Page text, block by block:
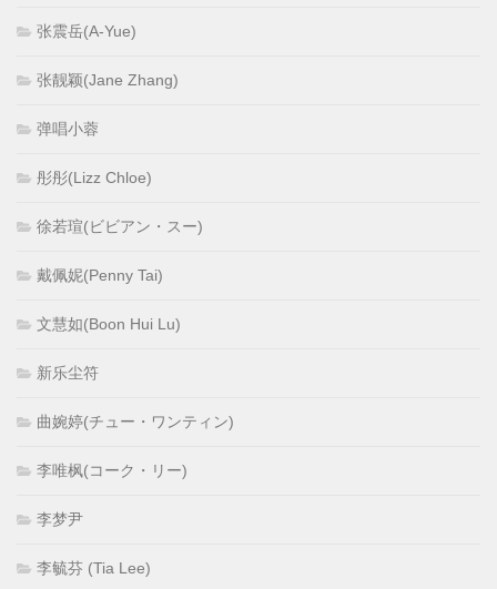
张震岳(A-Yue)
张靓颖(Jane Zhang)
弹唱小蓉
彤彤(Lizz Chloe)
徐若瑄(ビビアン・スー)
戴佩妮(Penny Tai)
文慧如(Boon Hui Lu)
新乐尘符
曲婉婷(チュー・ワンティン)
李唯枫(コーク・リー)
李梦尹
李毓芬 (Tia Lee)